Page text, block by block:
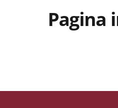
Pagina